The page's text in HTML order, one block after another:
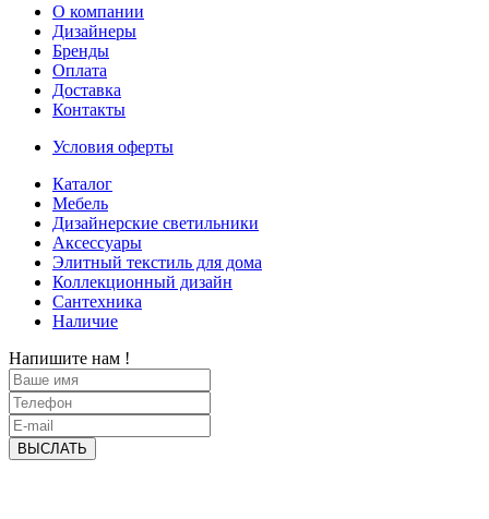
О компании
Дизайнеры
Бренды
Оплата
Доставка
Контакты
Условия оферты
Каталог
Мебель
Дизайнерские светильники
Аксессуары
Элитный текстиль для дома
Коллекционный дизайн
Сантехника
Наличие
Напишите нам !
ВЫСЛАТЬ